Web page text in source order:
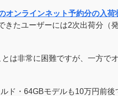
オンラインネット予約分の入荷
きたユーザーには2次出荷分（
は非常に困難ですが、一方で
ド・64GBモデルも10万円前後